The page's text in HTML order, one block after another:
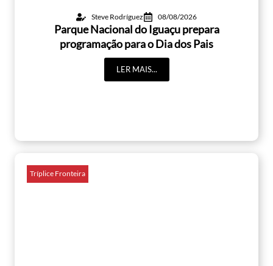
Steve Rodríguez 08/08/2026
Parque Nacional do Iguaçu prepara
programação para o Dia dos Pais
LER MAIS...
Tríplice Fronteira